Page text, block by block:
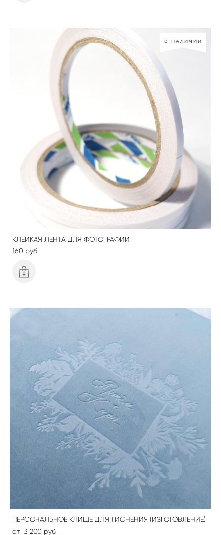
В НАЛИЧИИ
КЛЕЙКАЯ ЛЕНТА ДЛЯ ФОТОГРАФИЙ
160 pуб.
ПЕРСОНАЛЬНОЕ КЛИШЕ ДЛЯ ТИСНЕНИЯ (ИЗГОТОВЛЕНИЕ)
от 3 200 pуб.